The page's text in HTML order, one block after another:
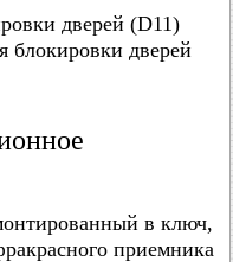
дверей (D11)
блокировки дверей
в ключ,
приемника